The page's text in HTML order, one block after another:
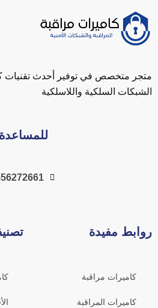
متجر متخصص في توفير أحدث تقنيات
الشبكات السلكية واللاسلكية
للمساعدة
روابط مفيدة
كاميرات مراقبة
كاميرات المراقبة